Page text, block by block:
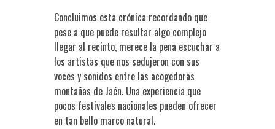
Concluimos esta crónica recordando que
pese a que puede resultar algo complejo
llegar al recinto, merece la pena escuchar a
los artistas que nos sedujeron con sus
voces y sonidos entre las acogedoras
montañas de Jaén. Una experiencia que
pocos festivales nacionales pueden ofrecer
en tan bello marco natural.